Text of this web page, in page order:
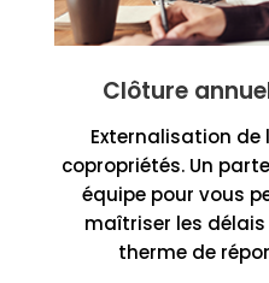
Clôture
Externalisation
copropriétés. Un
équipe pour vous
maîtriser les délais
therme de